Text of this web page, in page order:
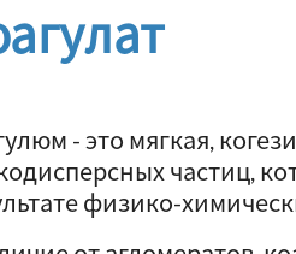
- это мягкая,
частиц,
физико-